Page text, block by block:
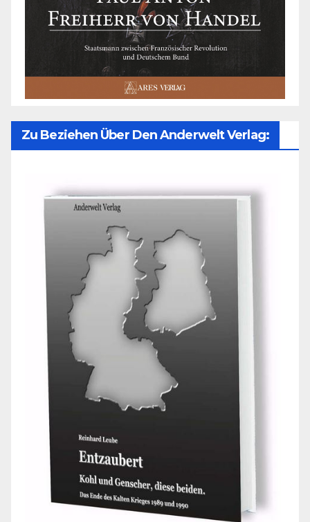
Zu Beziehen Über Den Anderwelt Verlag: